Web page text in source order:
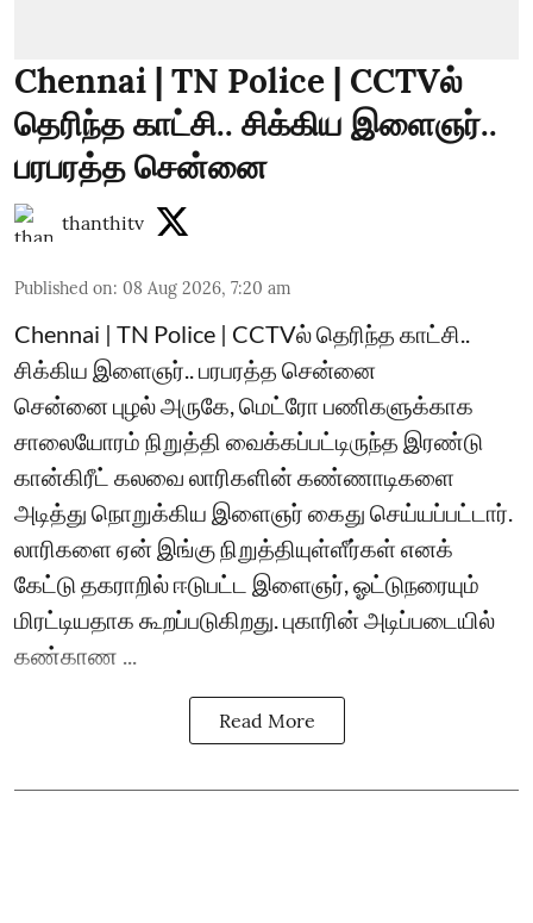
Chennai | TN Police | CCTVல்
தெரிந்த காட்சி.. சிக்கிய இளைஞர்..
பரபரத்த சென்னை
thanthitv
Published on: 08 Aug 2026, 7:20 am
Chennai | TN Police | CCTVல் தெரிந்த காட்சி..
சிக்கிய இளைஞர்.. பரபரத்த சென்னை
சென்னை புழல் அருகே, மெட்ரோ பணிகளுக்காக
சாலையோரம் நிறுத்தி வைக்கப்பட்டிருந்த இரண்டு
கான்கிரீட் கலவை லாரிகளின் கண்ணாடிகளை
அடித்து நொறுக்கிய இளைஞர் கைது செய்யப்பட்டார்.
லாரிகளை ஏன் இங்கு நிறுத்தியுள்ளீர்கள் எனக்
கேட்டு தகராறில் ஈடுபட்ட இளைஞர், ஓட்டுநரையும்
மிரட்டியதாக கூறப்படுகிறது. புகாரின் அடிப்படையில்
கண்காண ...
Read More